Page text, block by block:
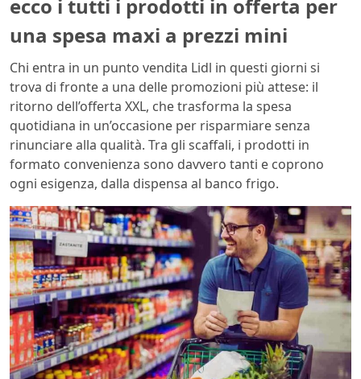
ecco i tutti i prodotti in offerta per
una spesa maxi a prezzi mini
Chi entra in un punto vendita Lidl in questi giorni si
trova di fronte a una delle promozioni più attese: il
ritorno dell’offerta XXL, che trasforma la spesa
quotidiana in un’occasione per risparmiare senza
rinunciare alla qualità. Tra gli scaffali, i prodotti in
formato convenienza sono davvero tanti e coprono
ogni esigenza, dalla dispensa al banco frigo.